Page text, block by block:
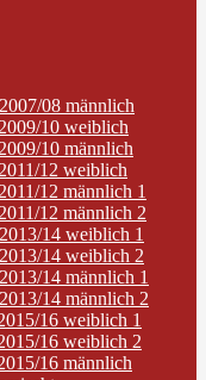
08 männlich
10 weiblich
10 männlich
12 weiblich
12 männlich 1
12 männlich 2
14 weiblich 1
14 weiblich 2
14 männlich 1
14 männlich 2
16 weiblich 1
16 weiblich 2
16 männlich